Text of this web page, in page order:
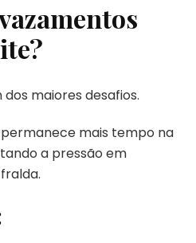
maiores desafios.
mais tempo na
a pressão em